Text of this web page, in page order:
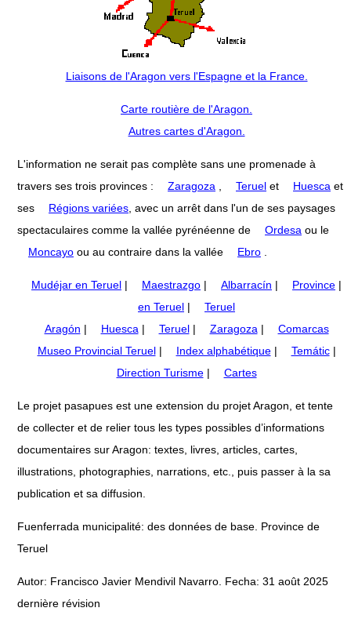
Liaisons de l'Aragon vers l'Espagne et la France.
Carte routière de l'Aragon.
Autres cartes d'Aragon.
L'information ne serait pas complète sans une promenade à
travers ses trois provinces :
Zaragoza Teruel et Huesca et
ses
Régions variées , avec un arrêt dans l'un de ses paysages
spectaculaires comme la vallée pyrénéenne de
Ordesa ou le
Moncayo ou au contraire dans la vallée Ebro
Mudéjar en Teruel | Maestrazgo | Albarracín | Province |
en Teruel |
Teruel
Aragón | Huesca | Teruel| Zaragoza |
Comarcas
Museo Provincial Teruel| Index alphabétique| Temátic|
Direction Turisme| Cartes
Le projet pasapues est une extension du projet Aragon, et tente
de collecter et de relier tous les types possibles d’informations
documentaires sur Aragon: textes, livres, articles, cartes,
illustrations, photographies, narrations, etc., puis passer à la sa
publication et sa diffusion.
Fuenferrada municipalité: des données de base. Province de
Teruel
Autor: Francisco Javier Mendivil Navarro. Fecha: 31 août 2025
dernière révision